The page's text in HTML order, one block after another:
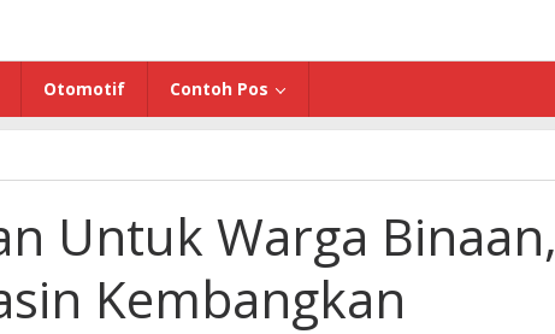
Otomotif Contoh Pos
Untuk Warga Binaan,
Kembangkan